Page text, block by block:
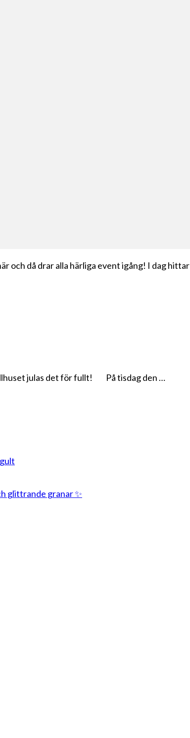
och då drar alla härliga event igång! I dag
julas det för fullt! På tisdag den …
glittrande granar ✨